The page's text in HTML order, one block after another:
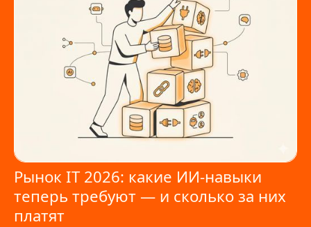
Рынок IT 2026: какие ИИ-навыки
теперь требуют — и сколько за них
платят